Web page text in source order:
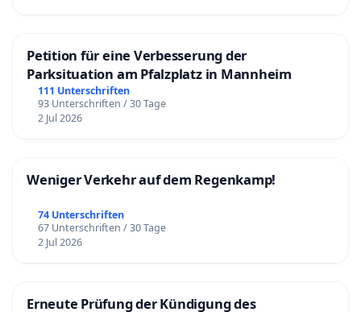
Petition für eine Verbesserung der
Parksituation am Pfalzplatz in Mannheim
111 Unterschriften
93 Unterschriften / 30 Tage
2 Jul 2026
Weniger Verkehr auf dem Regenkamp!
74 Unterschriften
67 Unterschriften / 30 Tage
2 Jul 2026
Erneute Prüfung der Kündigung des